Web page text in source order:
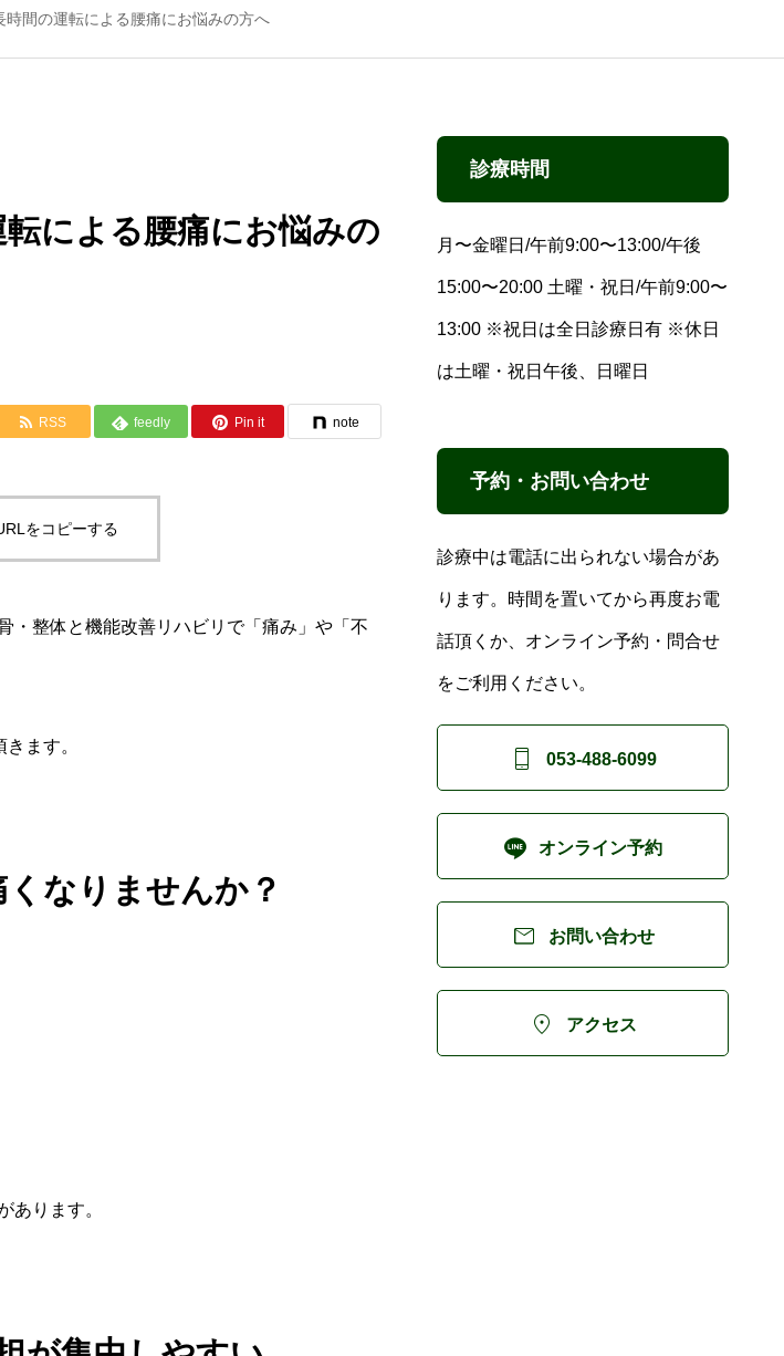
時間の運転による腰痛にお悩みの方へ
による腰痛にお悩みの
RSS feedly Pin it note
をコピーする
・整体と機能改善リハビリで「痛み」や「不
ます。
なりませんか？
あります。
診療時間
月〜金曜日/午前9:00〜13:00/午後
15:00〜20:00 土曜・祝日/午前9:00〜
13:00 ※祝日は全日診療日有 ※休日
は土曜・祝日午後、日曜日
予約・お問い合わせ
診療中は電話に出られない場合があ
ります。時間を置いてから再度お電
話頂くか、オンライン予約・問合せ
をご利用ください。
 053-488-6099
 オンライン予約
 お問い合わせ
 アクセス